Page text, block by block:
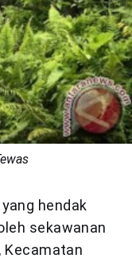
hendak
sekawanan
Kecamatan